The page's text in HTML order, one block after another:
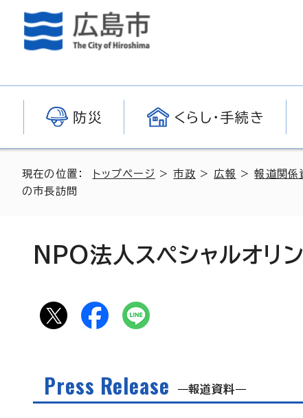
防災 くらし・手続き
現在の位置： トップページ >市政 > 広報 >報道関係
の市長訪問
NPO法人スペシャルオリ
Press Release 報道資料